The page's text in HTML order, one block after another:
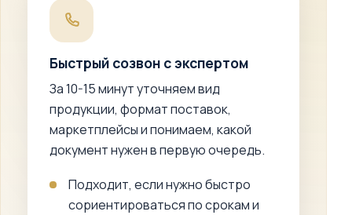
Быстрый созвон с экспертом
За 10-15 минут уточняем вид
продукции, формат поставок,
маркетплейсы и понимаем, какой
документ нужен в первую очередь.
Подходит, если нужно быстро
сориентироваться по срокам и